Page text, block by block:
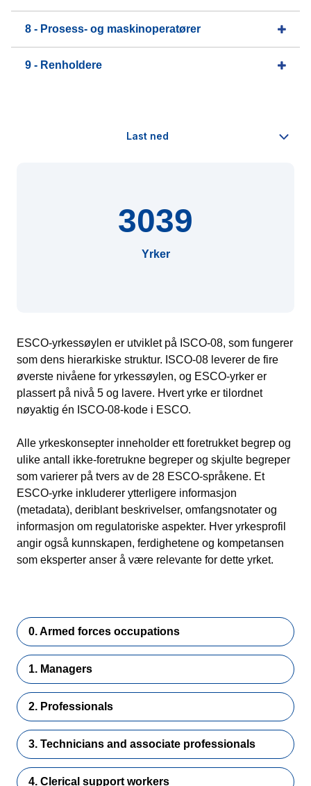
8 - Prosess- og maskinoperatører
9 - Renholdere
3039
Yrker
ESCO-yrkessøylen er utviklet på ISCO-08, som fungerer
som dens hierarkiske struktur. ISCO-08 leverer de fire
øverste nivåene for yrkessøylen, og ESCO-yrker er
plassert på nivå 5 og lavere. Hvert yrke er tilordnet
nøyaktig én ISCO-08-kode i ESCO.
Alle yrkeskonsepter inneholder ett foretrukket begrep og
ulike antall ikke-foretrukne begreper og skjulte begreper
som varierer på tvers av de 28 ESCO-språkene. Et
ESCO-yrke inkluderer ytterligere informasjon
(metadata), deriblant beskrivelser, omfangsnotater og
informasjon om regulatoriske aspekter. Hver yrkesprofil
angir også kunnskapen, ferdighetene og kompetansen
som eksperter anser å være relevante for dette yrket.
0. Armed forces occupations
1. Managers
2. Professionals
3. Technicians and associate professionals
4. Clerical support workers